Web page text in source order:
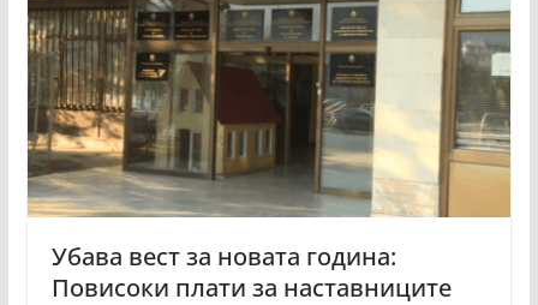
Убава вест за новата година:
Повисоки плати за наставниците